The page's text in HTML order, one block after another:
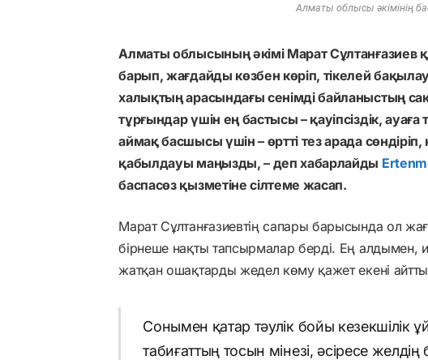
Алматы облысы әкімінің
Алматы облысының әкімі Марат Сұлтанғазиев
барып, жағдайды көзбен көріп, тікелей
халықтың арасындағы сенімді байланыстың
тұрғындар үшін ең бастысы – қауіпсіздік, ауаға
аймақ басшысы үшін – өртті тез арада
қабылдауы маңызды, – деп хабарлайды
баспасөз қызметіне сілтеме жасап.
Марат Сұлтанғазиевтің сапары барысында ол
бірнеше нақты тапсырмалар берді. Ең алдымен,
жатқан ошақтарды жедел көму қажет екені
Сонымен қатар тәулік бойы кезекшілік
табиғаттың тосын мінезі, әсіресе